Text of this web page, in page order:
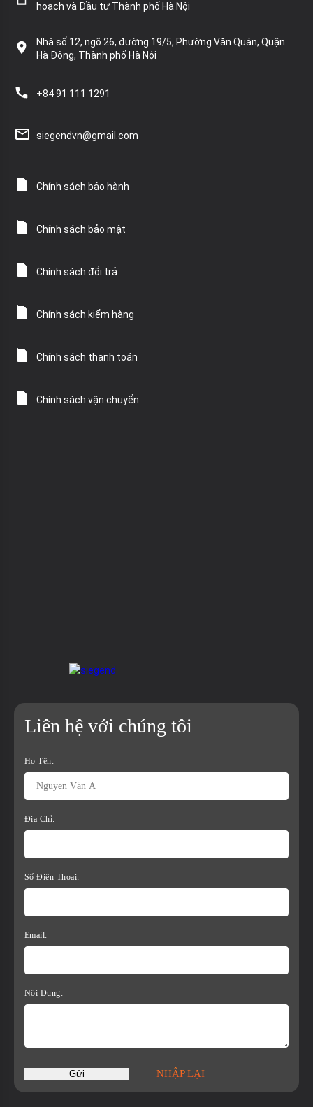
hoạch và Đầu tư Thành phố Hà Nội
Nhà số 12, ngõ 26, đường 19/5, Phường Văn Quán, Quận
Hà Đông, Thành phố Hà Nội
+84 91 111 1291
siegendvn@gmail.com
Chính sách bảo hành
Chính sách bảo mật
Chính sách đổi trả
Chính sách kiểm hàng
Chính sách thanh toán
Chính sách vận chuyển
Liên hệ với chúng tôi
Họ Tên:
Địa Chỉ:
Số Điện Thoại:
Email:
Nội Dung:
Gửi NHẬP LẠI